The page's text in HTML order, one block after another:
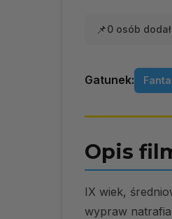
📌0 osób
Gatunek:
Opis
IX wiek,
wypraw